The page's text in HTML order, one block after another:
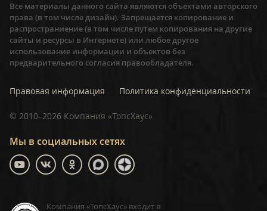
Мы в социальных сетях
Компания «ТопсХаус» входит в
Все материалы данного сайта являются объектами авторского
права (в том числе дизайн). Запрещается копирование и
распространиение (в том числе путем копирования на другие
сайты и ресурсы в Интернете) или любое другое
использование информации и объектов без
предварительного согласия правообладателя.
Правовая информация Политика конфиденциальности
© 2010–2026 Компания «ТопсХаус»